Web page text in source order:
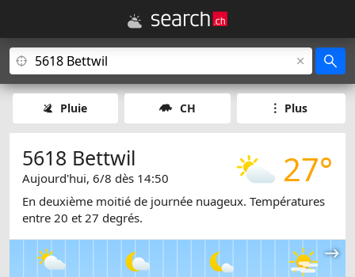
Pluie CH Plus
27°
5618 Bettwil
Aujourd'hui, 6/8 dès 14:50
En deuxième moitié de journée nuageux. Températures
entre 20 et 27 degrés.